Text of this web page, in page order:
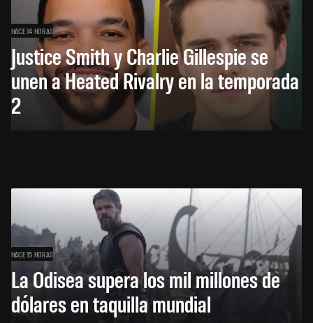
HACE 14 HORAS
Justice Smith y Charlie Gillespie se
unen a Heated Rivalry en la temporada
2
HACE 15 HORAS
La Odisea supera los mil millones de
dólares en taquilla mundial